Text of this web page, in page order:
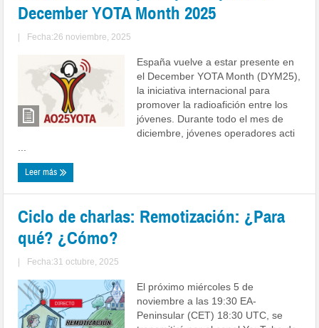
December YOTA Month 2025
| Fecha:26 noviembre, 2025
España vuelve a estar presente en
el December YOTA Month (DYM25),
la iniciativa internacional para
promover la radioafición entre los
jóvenes. Durante todo el mes de
diciembre, jóvenes operadores acti
Leer más
Ciclo de charlas: Remotización: ¿Para
qué? ¿Cómo?
| Fecha:31 octubre, 2025
El próximo miércoles 5 de
noviembre a las 19:30 EA-
Peninsular (CET) 18:30 UTC, se